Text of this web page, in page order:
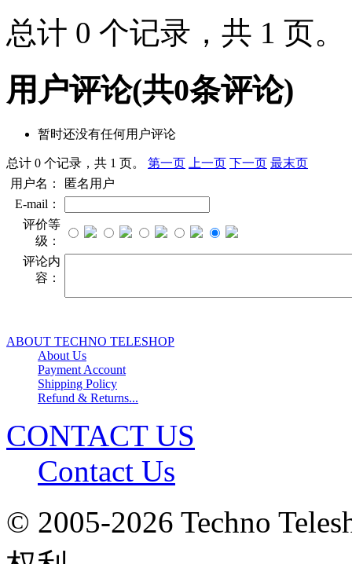
总计 0 个记录，共 1 页。
用户评论(共0条评论)
暂时还没有任何用户评论
总计 0 个记录，共 1 页。 第一页 上一页 下一页 最末页
用户名：
匿名用户
E-mail：
评价等
级：
评论内
容：
ABOUT TECHNO TELESHOP
About Us
Payment Account
Shipping Policy
Refund & Returns...
CONTACT US
Contact Us
© 2005-2026 Techno